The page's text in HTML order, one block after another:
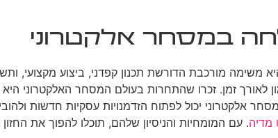
במסחר אלקטרוני
משימה מורכבת הדורשת תכנון קפדני, ביצוע מקצועי,
לאורך זמן. זכרו שהתחרות בעולם המסחר
מסחר אלקטרוני יכול לפתוח הזדמנויות עסקיות
מדיה. עם המומחיות והניסיון שלהם, תוכלו להפוך את